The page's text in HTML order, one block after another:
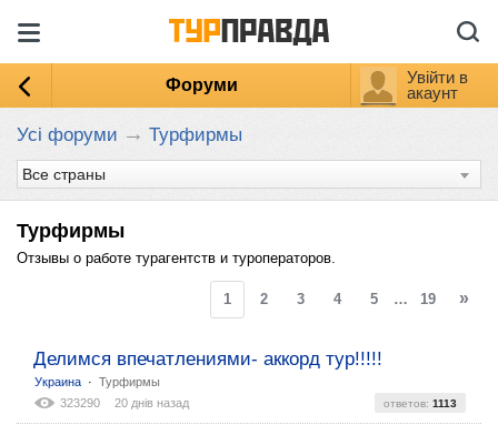
Форуми
Увійти в
акаунт
Усі форуми → Турфирмы
Турфирмы
Отзывы о работе турагентств и туроператоров.
1 2 3 4 5 … 19 »
Делимся впечатлениями- аккорд тур!!!!!
Украина Турфирмы
ответов: 1113
323290 20 днів назад